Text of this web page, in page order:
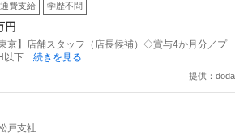
費支給 学歴不問
円
京】店舗スタッフ（店長候補）◇賞与4か月分／プ
以下…続きを見る
提供：doda
戸支社